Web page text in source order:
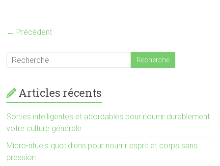
← Précédent
Articles récents
Sorties intelligentes et abordables pour nourrir durablement
votre culture générale
Micro-rituels quotidiens pour nourrir esprit et corps sans
pression